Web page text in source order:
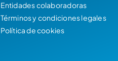
Entidades colaboradoras
Términos y condiciones legales
Política de cookies